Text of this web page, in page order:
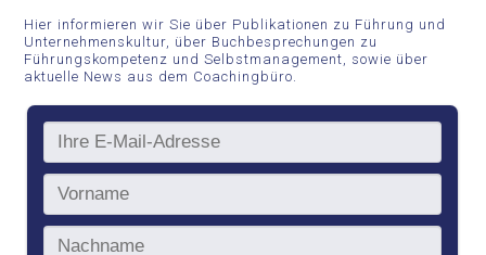
Hier informieren wir Sie über Publikationen zu Führung und
Unternehmenskultur, über Buchbesprechungen zu
Führungskompetenz und Selbstmanagement, sowie über
aktuelle News aus dem Coachingbüro.